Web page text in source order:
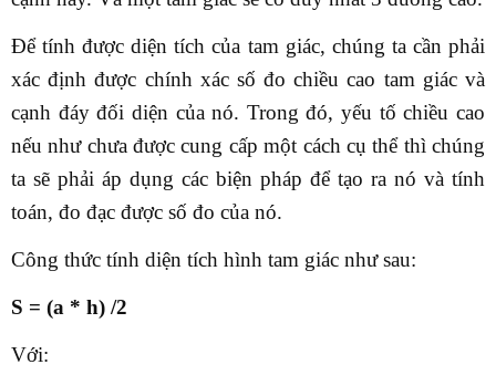
Để tính được diện tích của tam giác, chúng ta cần phải
xác định được chính xác số đo chiều cao tam giác và
cạnh đáy đối diện của nó. Trong đó, yếu tố chiều cao
nếu như chưa được cung cấp một cách cụ thể thì chúng
ta sẽ phải áp dụng các biện pháp để tạo ra nó và tính
toán, đo đạc được số đo của nó.
Công thức tính diện tích hình tam giác như sau:
S = (a * h) /2
Với: